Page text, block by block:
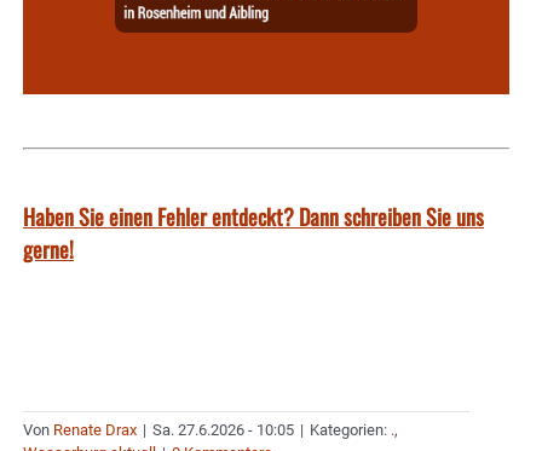
Haben Sie einen Fehler entdeckt? Dann schreiben Sie uns
gerne!
Von Renate Drax | Sa. 27.6.2026 - 10:05 | Kategorien: .,